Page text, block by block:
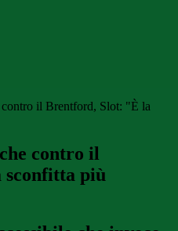
il Brentford, Slot: "È la
contro il
più